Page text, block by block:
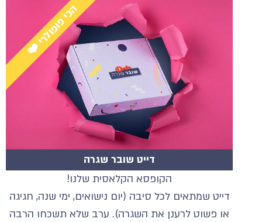
הכי פופולרי ❤️
דייט שובר שגרה
הקופסא הקלאסית שלנו!
דייט שמתאים לכל סיבה (יום נישואים, ימי שנה, חגיגה
או פשוט לרענן את השגרה). ערב שלא תשכחו הרבה